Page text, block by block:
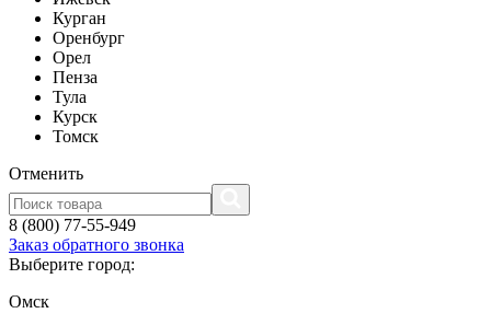
Курган
Оренбург
Орел
Пенза
Тула
Курск
Томск
Отменить
8 (800) 77-55-949
Заказ обратного звонка
Выберите город:
Омск